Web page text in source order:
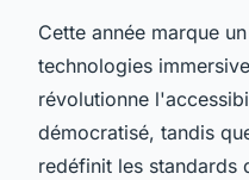
Cette année marque un
technologies
révolutionne
démocratisé, tandis
redéfinit les standards